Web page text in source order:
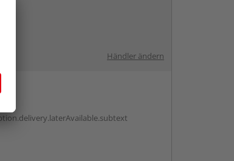
Händler ändern